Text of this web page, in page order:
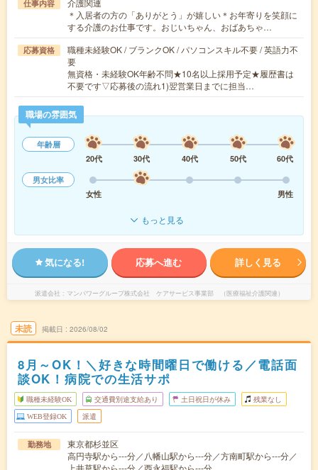
仕事内容
介護関連
＊入居者の方の「ありがとう」が嬉しい＊お年寄りを笑顔に
する介護のお仕事です。おじいちゃん、おばあちゃ…
応募資格
職種未経験OK / ブランクOK / パソコンスキル不要 / 英語力不
要
無資格・未経験OK年齢不問★10名以上採用予定★履歴書は
不要です▽応募後の流れ1)翌営業日までに担当…
職場の雰囲気
年齢層
20代
30代 40代 50代
60代
男女比率
女性
男性
もっと見る
気になる! 応募へ進む 詳しく見る
派遣会社 マンパワーグループ株式会社 ケアサービス事業部 （医療福祉介護関連）
未読 掲載日 2026/08/02
8月～OK！＼好きな時間曜日で働ける／電話面
談OK！病院での生活サポ
職種未経験OK 交通費別途支給あり 土日祝日が休み 残業なし
WEB登録OK 派遣
勤務地
東京都杉並区
高円寺駅から---分／八幡山駅から---分／方南町駅から---分／
上井草駅から---分／西永福駅から---分